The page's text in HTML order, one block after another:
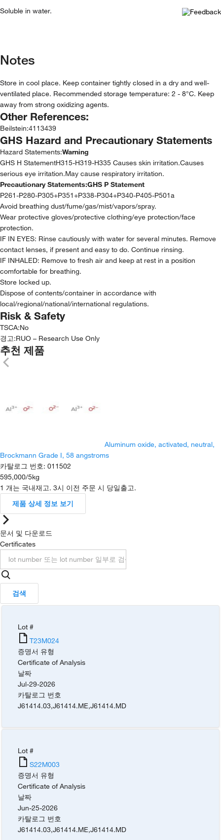
Soluble in water.
Notes
Store in cool place. Keep container tightly closed in a dry and well-
ventilated place. Recommended storage temperature: 2 - 8°C. Keep
away from strong oxidizing agents.
Other References:
Beilstein:4113439
GHS Hazard and Precautionary Statements
Hazard Statements:Warning
GHS H StatementH315-H319-H335 Causes skin irritation.Causes
serious eye irritation.May cause respiratory irritation.
Precautionary Statements:GHS P Statement
P261-P280-P305+P351+P338-P304+P340-P405-P501a
Avoid breathing dust/fume/gas/mist/vapors/spray.
Wear protective gloves/protective clothing/eye protection/face
protection.
IF IN EYES: Rinse cautiously with water for several minutes. Remove
contact lenses, if present and easy to do. Continue rinsing.
IF INHALED: Remove to fresh air and keep at rest in a position
comfortable for breathing.
Store locked up.
Dispose of contents/container in accordance with
local/regional/national/international regulations.
Risk & Safety
TSCA:No
경고:RUO – Research Use Only
추천 제품
Aluminum oxide, activated, neutral,
Brockmann Grade I, 58 angstroms
카탈로그 번호: 011502
595,000/5kg
1 개는 국내재고. 3시 이전 주문 시 당일출고.
제품 상세 정보 보기
문서 및 다운로드
Certificates
검색
Lot #
T23M024
증명서 유형
Certificate of Analysis
날짜
Jul-29-2026
카탈로그 번호
J61414.03,J61414.ME,J61414.MD
Lot #
S22M003
증명서 유형
Certificate of Analysis
날짜
Jun-25-2026
카탈로그 번호
J61414.03,J61414.ME,J61414.MD